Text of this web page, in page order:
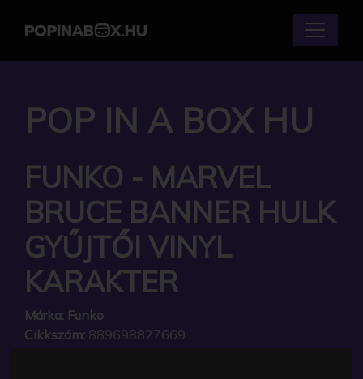
POP IN A BOX HU
FUNKO - MARVEL
BRUCE BANNER HULK
GYŰJTŐI VINYL
KARAKTER
Márka: Funko
Cikkszám: 889698827669